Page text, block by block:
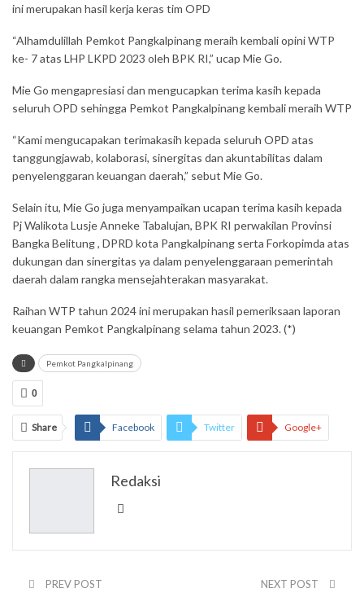
ini merupakan hasil kerja keras tim OPD
“Alhamdulillah Pemkot Pangkalpinang meraih kembali opini WTP
ke- 7 atas LHP LKPD 2023 oleh BPK RI,” ucap Mie Go.
Mie Go mengapresiasi dan mengucapkan terima kasih kepada
seluruh OPD sehingga Pemkot Pangkalpinang kembali meraih WTP
“Kami mengucapakan terimakasih kepada seluruh OPD atas
tanggungjawab, kolaborasi, sinergitas dan akuntabilitas dalam
penyelenggaran keuangan daerah,” sebut Mie Go.
Selain itu, Mie Go juga menyampaikan ucapan terima kasih kepada
Pj Walikota Lusje Anneke Tabalujan, BPK RI perwakilan Provinsi
Bangka Belitung , DPRD kota Pangkalpinang serta Forkopimda atas
dukungan dan sinergitas ya dalam penyelenggaraan pemerintah
daerah dalam rangka mensejahterakan masyarakat.
Raihan WTP tahun 2024 ini merupakan hasil pemeriksaan laporan
keuangan Pemkot Pangkalpinang selama tahun 2023. (*)
Pemkot Pangkalpinang
0
Share Facebook Twitter Google+
Redaksi
PREV POST NEXT POST